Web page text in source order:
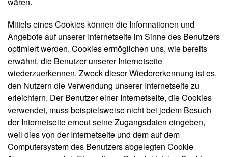
Mittels eines Cookies können die Informationen und
Angebote auf unserer Internetseite im Sinne des Benutzers
optimiert werden. Cookies ermöglichen uns, wie bereits
erwähnt, die Benutzer unserer Internetseite
wiederzuerkennen. Zweck dieser Wiedererkennung ist es,
den Nutzern die Verwendung unserer Internetseite zu
erleichtern. Der Benutzer einer Internetseite, die Cookies
verwendet, muss beispielsweise nicht bei jedem Besuch
der Internetseite erneut seine Zugangsdaten eingeben,
weil dies von der Internetseite und dem auf dem
Computersystem des Benutzers abgelegten Cookie